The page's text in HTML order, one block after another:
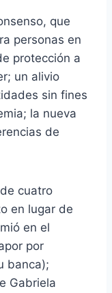
que
personas en
protección a
un alivio
sin fines
la nueva
de
cuatro
en lugar de
en el
por
banca);
Gabriela